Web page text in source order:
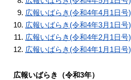
広報いばらき(令和4年4月1日号)
広報いばらき(令和4年3月1日号)
広報いばらき(令和4年2月1日号)
広報いばらき(令和4年1月1日号)
広報いばらき（令和3年）